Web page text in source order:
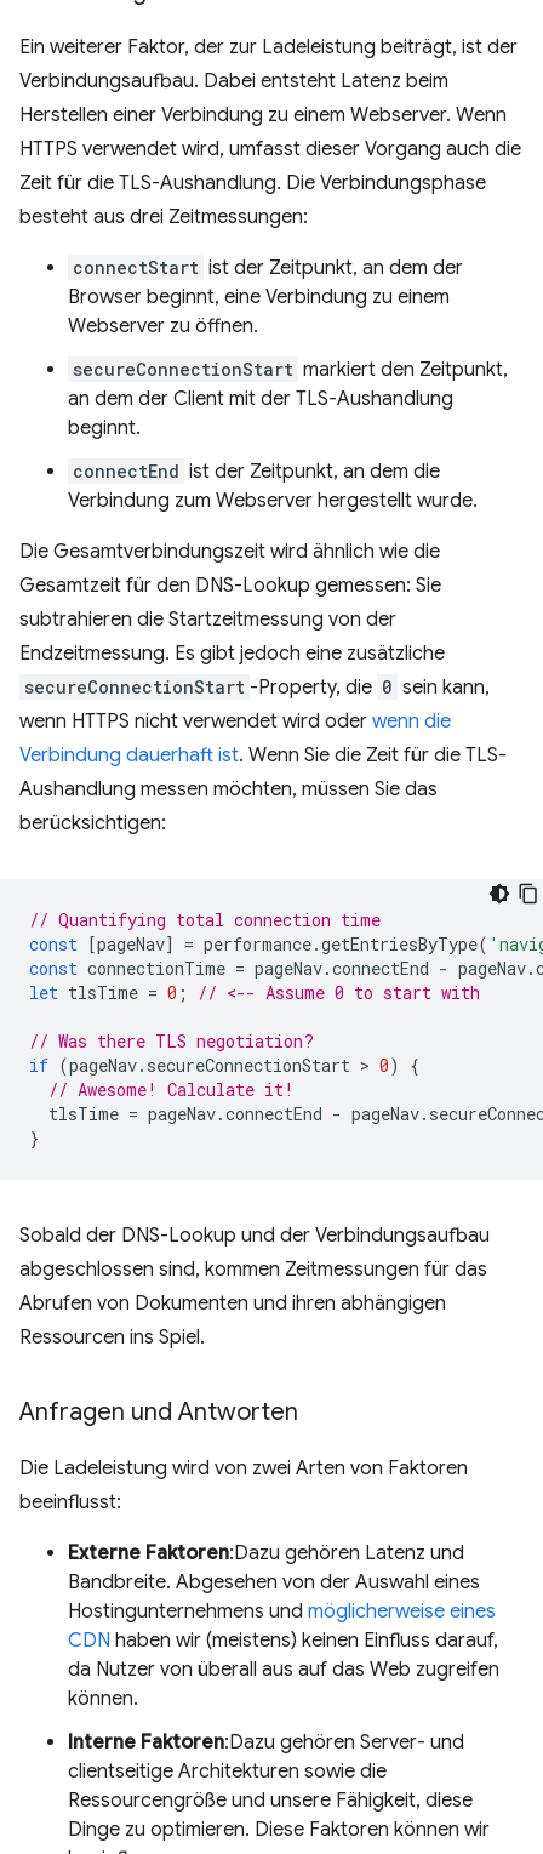
Ein weiterer Faktor, der zur Ladeleistung beiträgt, ist der
Verbindungsaufbau. Dabei entsteht Latenz beim
Herstellen einer Verbindung zu einem Webserver. Wenn
HTTPS verwendet wird, umfasst dieser Vorgang auch die
Zeit für die TLS-Aushandlung. Die Verbindungsphase
besteht aus drei Zeitmessungen:
connectStart ist der Zeitpunkt, an dem der
Browser beginnt, eine Verbindung zu einem
Webserver zu öffnen.
secureConnectionStart markiert den Zeitpunkt,
an dem der Client mit der TLS-Aushandlung
beginnt.
connectEnd ist der Zeitpunkt, an dem die
Verbindung zum Webserver hergestellt wurde.
Die Gesamtverbindungszeit wird ähnlich wie die
Gesamtzeit für den DNS-Lookup gemessen: Sie
subtrahieren die Startzeitmessung von der
Endzeitmessung. Es gibt jedoch eine zusätzliche
secureConnectionStart -Property, die 0 sein kann,
wenn HTTPS nicht verwendet wird oder wenn die
Verbindung dauerhaft ist. Wenn Sie die Zeit für die TLS-
Aushandlung messen möchten, müssen Sie das
berücksichtigen:
// Quantifying total connection time
const
[pageNav] = performance.getEntriesByType(
const connectionTime = pageNav.connectEnd - pageNav.
let tlsTime = 0 ; // <-- Assume 0 to start with
// Was there TLS negotiation?
if (pageNav. secureConnectionStart > 0)
{
// Awesome! Calculate it!
tlsTime = pageNav.connectEnd - pageNav.
}
Sobald der DNS-Lookup und der Verbindungsaufbau
abgeschlossen sind, kommen Zeitmessungen für das
Abrufen von Dokumenten und ihren abhängigen
Ressourcen ins Spiel.
Anfragen und Antworten
Die Ladeleistung wird von zwei Arten von Faktoren
beeinflusst:
Externe Faktoren:Dazu gehören Latenz und
Bandbreite. Abgesehen von der Auswahl eines
Hostingunternehmens und möglicherweise eines
CDN haben wir (meistens) keinen Einfluss darauf,
da Nutzer von überall aus auf das Web zugreifen
können.
Interne Faktoren:Dazu gehören Server- und
clientseitige Architekturen sowie die
Ressourcengröße und unsere Fähigkeit, diese
Dinge zu optimieren. Diese Faktoren können wir